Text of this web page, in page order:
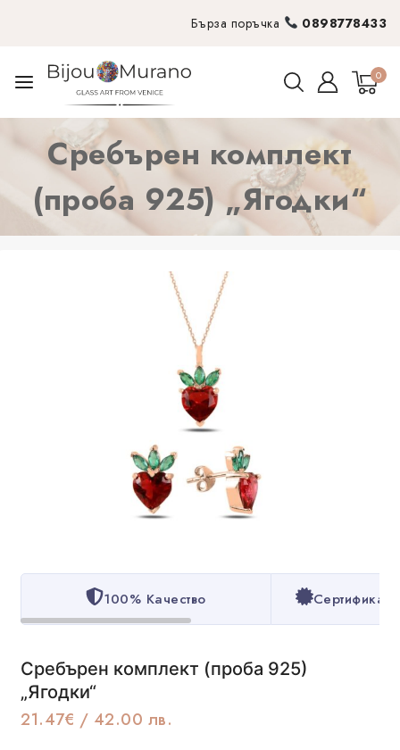
Бърза поръчка 0898778433
0
Сребърен комплект
(проба 925) „Ягодки“
100% Качество Сертификат
Сребърен комплект (проба 925)
„Ягодки“
21.47€ / 42.00 лв.